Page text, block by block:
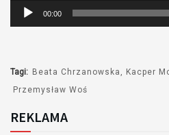
Odtwarzacz
plików
00:00
Tagi: Beata Chrzanowska Kacper
Przemysław Woś
REKLAMA